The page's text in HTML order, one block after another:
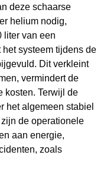
deze schaarse
helium nodig,
liter van een
systeem tijdens de
Dit verkleint
vermindert de
kosten. Terwijl de
het algemeen stabiel
de operationele
aan energie,
zoals